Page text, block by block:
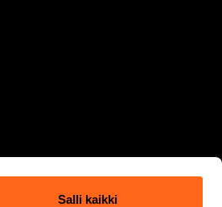
Salli kaikki